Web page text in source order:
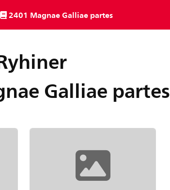
2401 Magnae Galliae partes
Galliae partes